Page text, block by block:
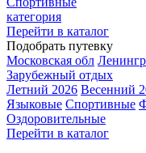
категория
Перейти в каталог
Подобрать путевку
Московская обл
Зарубежный отдых
Летний 2026 Весенний
Языковые Спортивные
Оздоровительные
Перейти в каталог